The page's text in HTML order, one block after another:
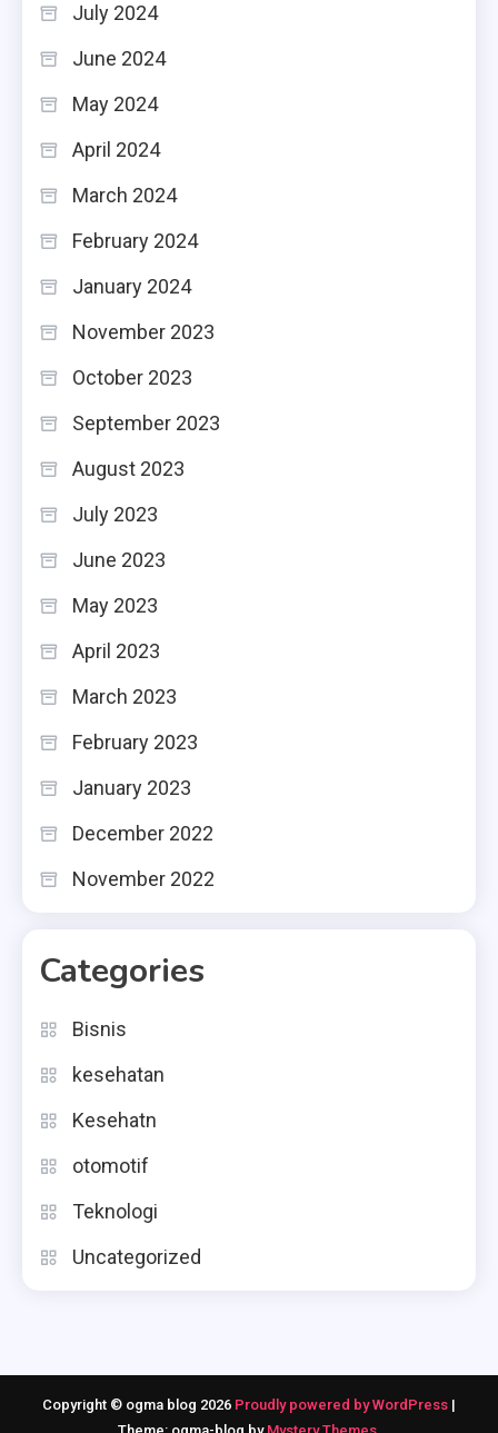
July 2024
June 2024
May 2024
April 2024
March 2024
February 2024
January 2024
November 2023
October 2023
September 2023
August 2023
July 2023
June 2023
May 2023
April 2023
March 2023
February 2023
January 2023
December 2022
November 2022
Categories
Bisnis
kesehatan
Kesehatn
otomotif
Teknologi
Uncategorized
Copyright © ogma blog 2026 Proudly powered by WordPress |